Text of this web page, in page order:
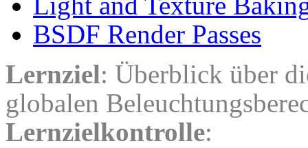
BSDF Render Passes
Lernziel: Überblick über
globalen
Lernzielkontrolle: